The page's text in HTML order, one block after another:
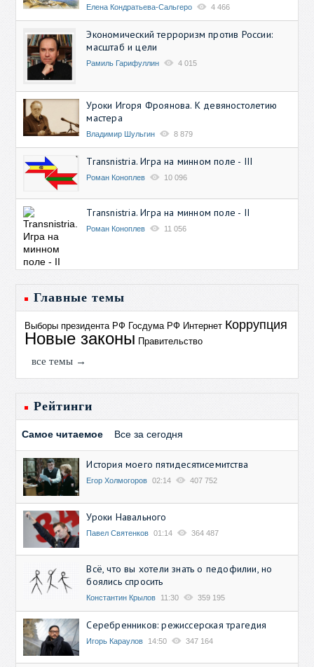
Елена Кондратьева-Сальгеро 4 466
Экономический терроризм против России:
масштаб и цели
Рамиль Гарифуллин 4 015
Уроки Игоря Фроянова. К девяностолетию
мастера
Владимир Шульгин 8 879
Transnistria. Игра на минном поле - III
Роман Коноплев 10 096
Transnistria. Игра на минном поле - II
Роман Коноплев 11 056
Главные темы
Выборы президента РФ Госдума РФ Интернет Коррупция
Новые законы Правительство
все темы →
Рейтинги
Самое читаемое Все за сегодня
История моего пятидесятисемитства
Егор Холмогоров 02:14 407 752
Уроки Навального
Павел Святенков 01:14 364 487
Всё, что вы хотели знать о педофилии, но
боялись спросить
Константин Крылов 11:30 359 195
Серебренников: режиссерская трагедия
Игорь Караулов 14:50 347 164